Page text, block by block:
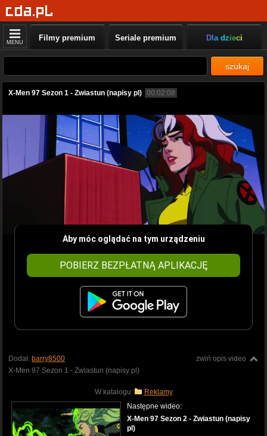
MENU Filmy premium Seriale premium Dla dzieci
szukaj
X-Men 97 Sezon 1 - Zwiastun (napisy pl) 00:02:08
Aby móc oglądać na tym urządzeniu
POBIERZ BEZPŁATNĄ APLIKACJĘ
zwiń opis video
Dodał: barry8500
X-Men 97 Sezon 1 - Zwiastun (napisy pl)
W katalogu: Reklamy
Następne wideo:
X-Men 97 Sezon 2 - Zwiastun (napisy
pl)